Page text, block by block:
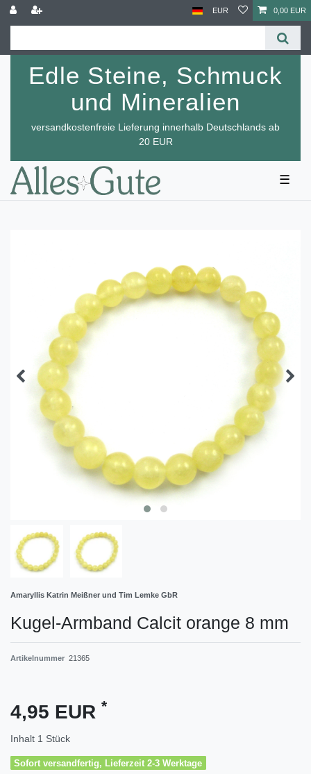
EUR 0,00 EUR
Edle Steine, Schmuck
und Mineralien
versandkostenfreie Lieferung innerhalb Deutschlands ab
20 EUR
☰
Amaryllis Katrin Meißner und Tim Lemke GbR
Kugel-Armband Calcit orange 8 mm
Artikelnummer 21365
4,95 EUR *
Inhalt 1 Stück
Sofort versandfertig, Lieferzeit 2-3 Werktage